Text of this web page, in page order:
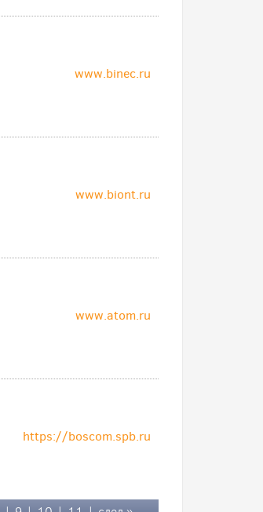
www.binec.ru
www.biont.ru
www.atom.ru
https://boscom.spb.ru